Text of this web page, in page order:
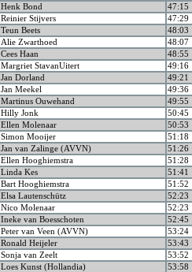
Henk Bond
47:15
Reinier Stijvers
47:29
Teun Beets
48:03
Alie Zwarthoed
48:07
Cees Haan
48:55
Margriet StavanUitert
49:16
Jan Dorland
49:21
Jan Meekel
49:36
Martinus Ouwehand
49:55
Hilly Jonk
50:45
Ellen Molenaar
50:53
Simon Mooijer
51:18
Jan van Zalinge (AVVN)
51:26
Ellen Hooghiemstra
51:28
Linda Kes
51:41
Bart Hooghiemstra
51:52
Elsa Lautenschütz
52:23
Nico Molenaar
52:23
Ineke van Boesschoten
52:45
Peter van Veen (AVVN)
53:24
Ronald Heijeler
53:43
Sonja van Zeelt
53:52
Loes Kunst (Hollandia)
53:58